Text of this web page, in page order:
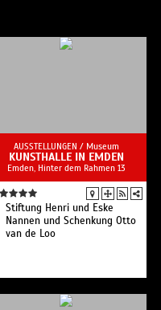
AUSSTELLUNGEN / Museum
KUNSTHALLE IN EMDEN
Emden, Hinter dem Rahmen 13
Stiftung Henri und Eske
Nannen und Schenkung Otto
van de Loo